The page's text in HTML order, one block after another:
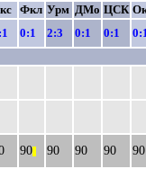
Фкл Урм ДМо ЦСК
0:1 2:3 0:1 0:1
90 90 90 90
90